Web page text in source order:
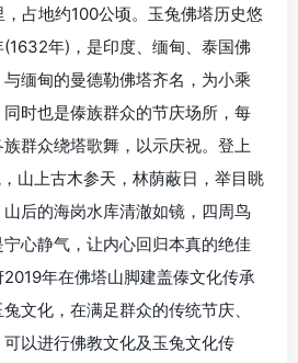
占地约100公顷。玉兔佛塔历史悠
年)，是印度、缅甸、泰国佛
缅甸的曼德勒佛塔齐名，为小乘
时也是傣族群众的节庆场所，每
群众绕塔歌舞，以示庆祝。登上
山上古木参天，林荫蔽日，举目眺
后的海岗水库清澈如镜，四周鸟
心静气，让内心回归本真的绝佳
年在佛塔山脚建盖傣文化传承
文化，在满足群众的传统节庆、
以进行佛教文化及玉兔文化传